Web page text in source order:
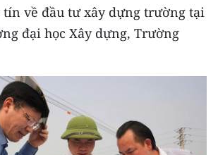
tín về đầu tư xây dựng trường tại
đại học Xây dựng, Trường